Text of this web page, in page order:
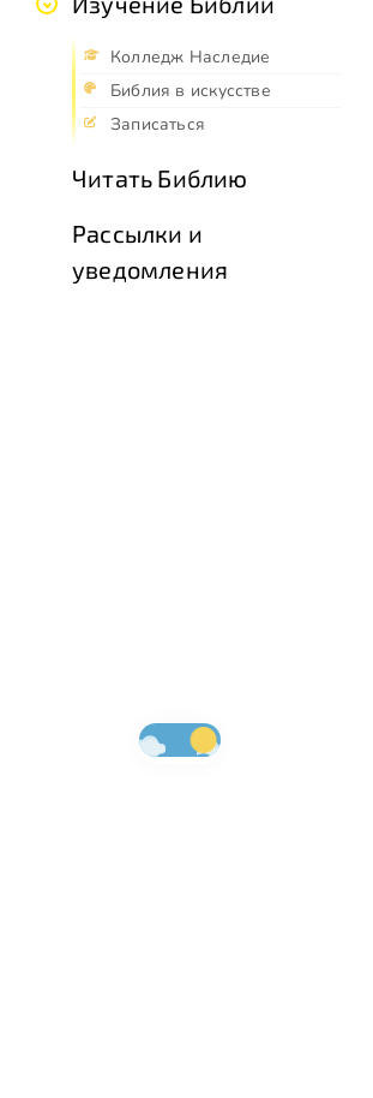
Колледж Наследие
Библия в искусстве
Записаться
Читать Библию
Рассылки и
уведомления